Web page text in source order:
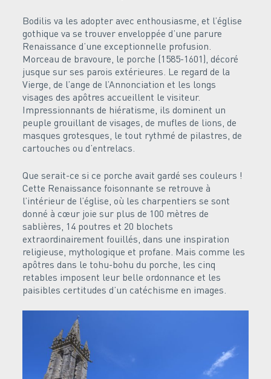
Bodilis va les adopter avec enthousiasme, et l’église
gothique va se trouver enveloppée d’une parure
Renaissance d’une exceptionnelle profusion.
Morceau de bravoure, le porche (1585-1601), décoré
jusque sur ses parois extérieures. Le regard de la
Vierge, de l’ange de l’Annonciation et les longs
visages des apôtres accueillent le visiteur.
Impressionnants de hiératisme, ils dominent un
peuple grouillant de visages, de mufles de lions, de
masques grotesques, le tout rythmé de pilastres, de
cartouches ou d’entrelacs.
Que serait-ce si ce porche avait gardé ses couleurs !
Cette Renaissance foisonnante se retrouve à
l’intérieur de l’église, où les charpentiers se sont
donné à cœur joie sur plus de 100 mètres de
sablières, 14 poutres et 20 blochets
extraordinairement fouillés, dans une inspiration
religieuse, mythologique et profane. Mais comme les
apôtres dans le tohu-bohu du porche, les cinq
retables imposent leur belle ordonnance et les
paisibles certitudes d’un catéchisme en images.